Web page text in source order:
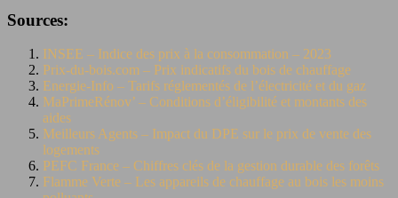
Sources:
INSEE – Indice des prix à la consommation – 2023
Prix-du-bois.com – Prix indicatifs du bois de chauffage
Energie-Info – Tarifs réglementés de l’électricité et du gaz
MaPrimeRénov’ – Conditions d’éligibilité et montants des
aides
Meilleurs Agents – Impact du DPE sur le prix de vente des
logements
PEFC France – Chiffres clés de la gestion durable des forêts
Flamme Verte – Les appareils de chauffage au bois les moins